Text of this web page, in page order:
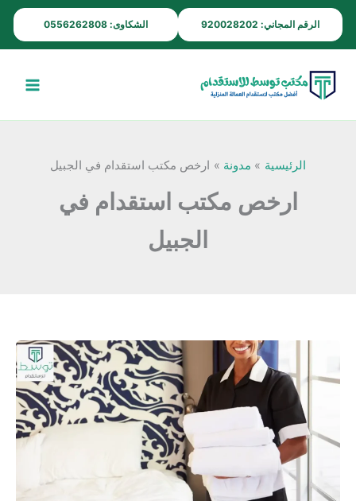
الرقم المجاني: 920028202 الشكاوى: 0556262808
تخطي
إلى
المحتوى
الرئيسية مدونة ارخص مكتب استقدام في الجبيل
ارخص مكتب استقدام في
الجبيل
استقدام
الرياض